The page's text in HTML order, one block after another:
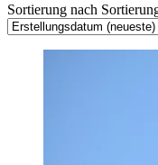
Sortierung nach